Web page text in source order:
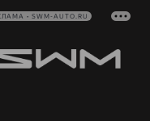
• SWM-AUTO.RU